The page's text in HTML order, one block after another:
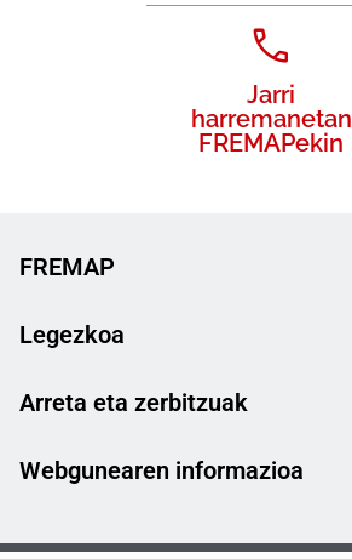
Jarri
harremanetan
FREMAPekin
FREMAP
Legezkoa
Arreta eta zerbitzuak
Webgunearen informazioa